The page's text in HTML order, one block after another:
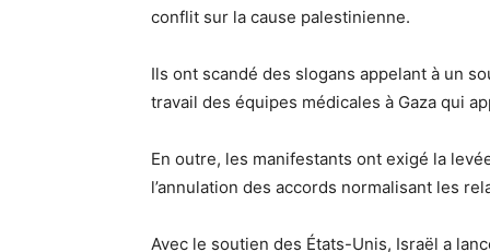
conflit sur la cause palestinienne.
Ils ont scandé des slogans appelant à un
travail des équipes médicales à Gaza qui
En outre, les manifestants ont exigé la
l’annulation des accords normalisant les
Avec le soutien des États-Unis, Israël a